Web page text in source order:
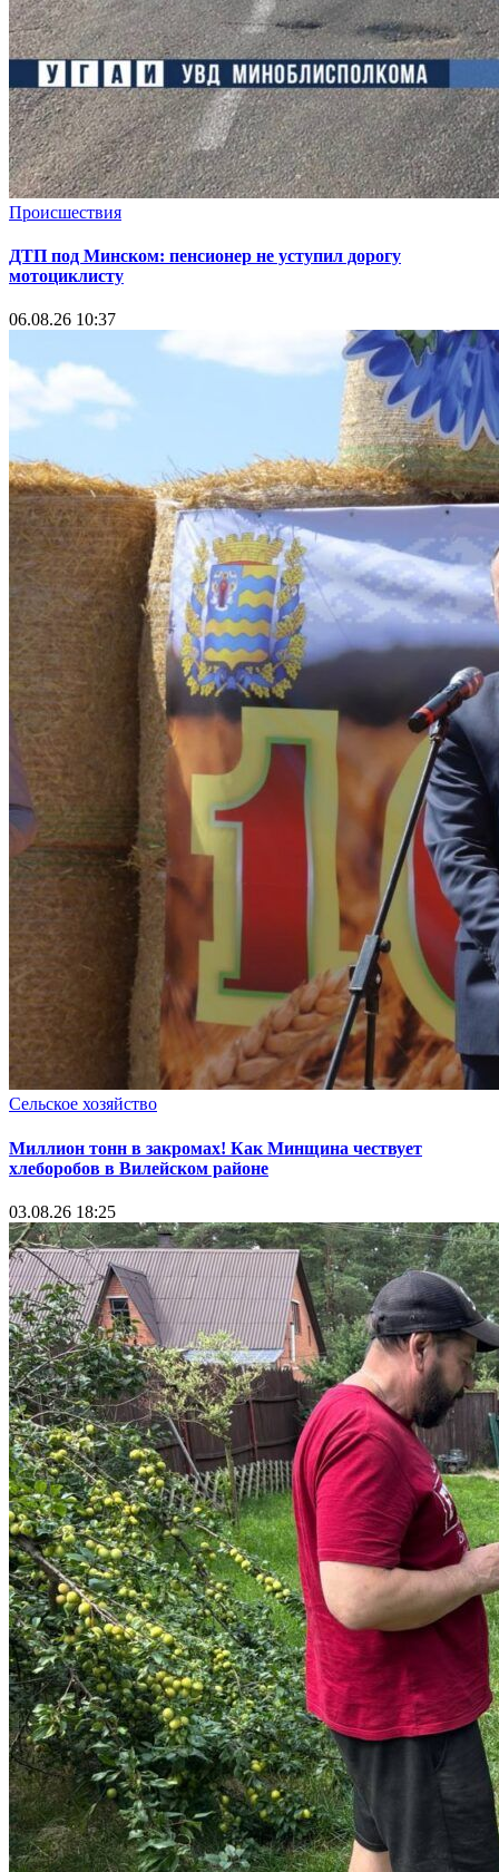
Происшествия
ДТП под Минском: пенсионер не уступил дорогу
мотоциклисту
06.08.26 10:37
Сельское хозяйство
Миллион тонн в закромах! Как Минщина чествует
хлеборобов в Вилейском районе
03.08.26 18:25